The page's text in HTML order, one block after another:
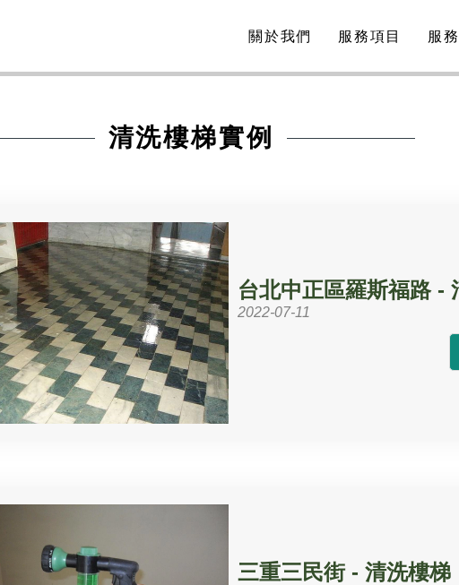
關於我們 服務項目 服
清洗樓梯實例
台北中正區羅斯福路 -
2022-07-11
三重三民街 - 清洗樓梯